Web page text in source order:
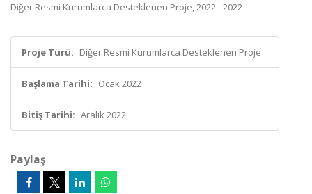
Diğer Resmi Kurumlarca Desteklenen Proje, 2022 - 2022
Proje Türü: Diğer Resmi Kurumlarca Desteklenen Proje
Başlama Tarihi: Ocak 2022
Bitiş Tarihi: Aralık 2022
Paylaş